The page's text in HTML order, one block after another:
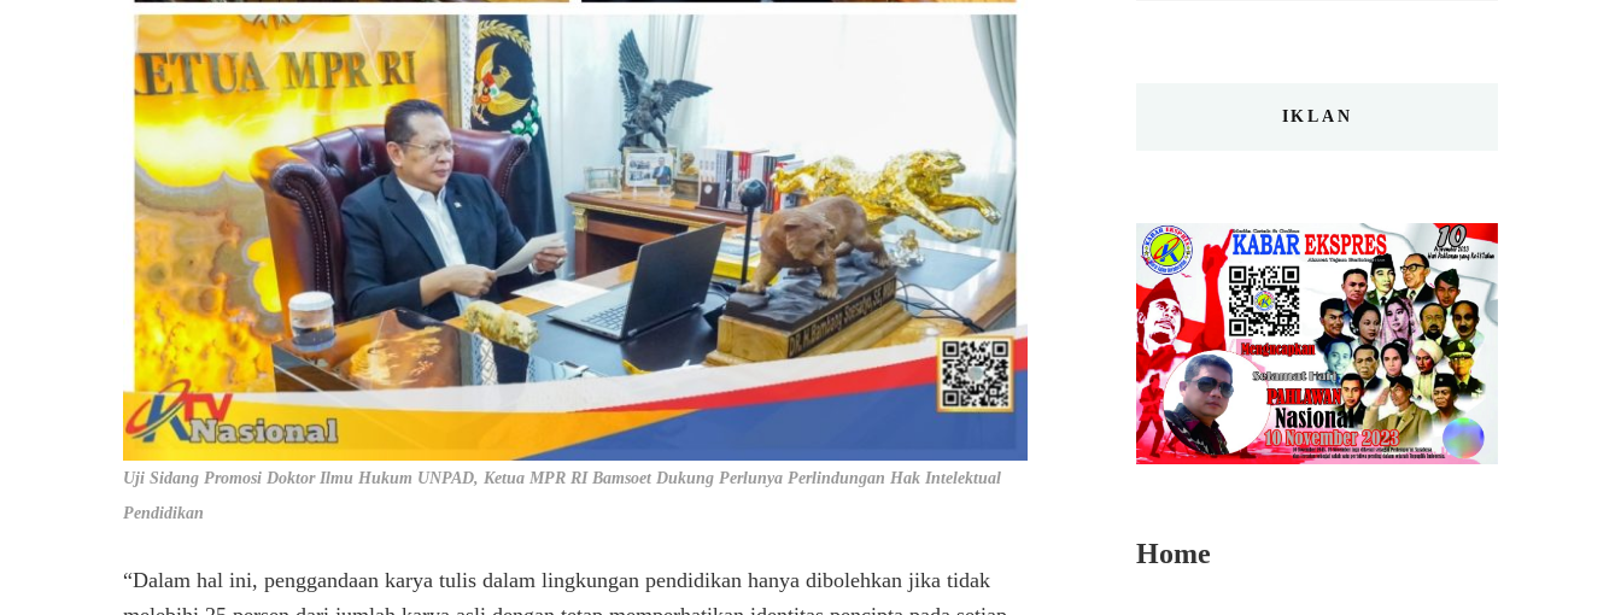
Uji Sidang Promosi Doktor Ilmu Hukum UNPAD, Ketua MPR RI Bamsoet Dukung Perlunya Perlindungan Hak Intelektual
Pendidikan
“Dalam hal ini, penggandaan karya tulis dalam lingkungan pendidikan hanya dibolehkan jika tidak
IKLAN
Home